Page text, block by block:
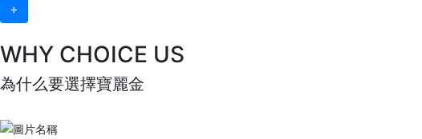
+
WHY CHOICE US
為什么要選擇寶麗金